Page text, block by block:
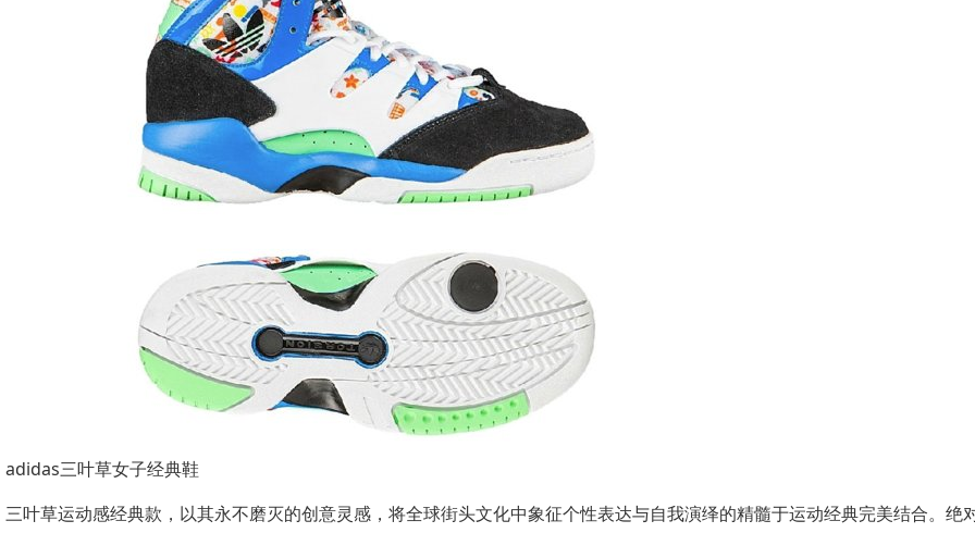
adidas三叶草女子经典鞋
三叶草运动感经典款，以其永不磨灭的创意灵感，将全球街头文化中象征个性表达与自我演绎的精髓于运动经典完美结合。绝